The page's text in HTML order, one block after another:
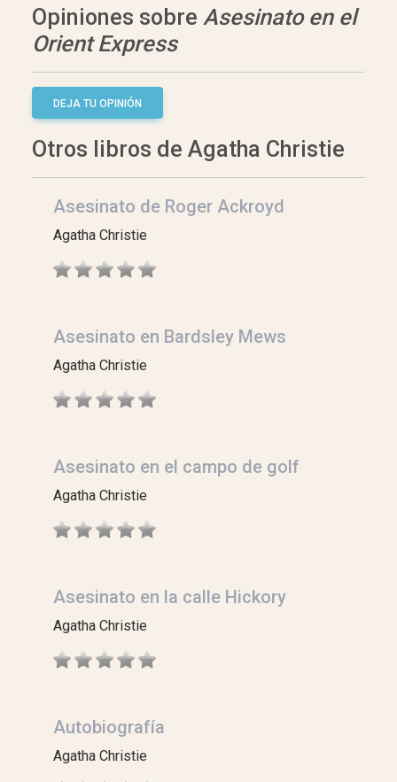
Opiniones sobre Asesinato en el
Orient Express
DEJA TU OPINIÓN
Otros libros de Agatha Christie
Asesinato de Roger Ackroyd
Agatha Christie
Asesinato en Bardsley Mews
Agatha Christie
Asesinato en el campo de golf
Agatha Christie
Asesinato en la calle Hickory
Agatha Christie
Autobiografía
Agatha Christie